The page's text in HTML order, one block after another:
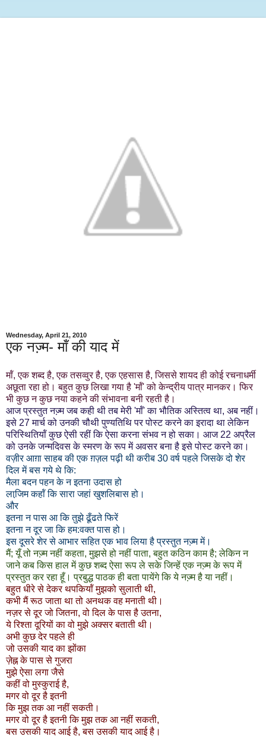
Wednesday, April 21, 2010
एक नज्‍़म- मॉं की याद में
मॉं, एक शब्‍द है, एक तसव्‍वुर है, एक एहसास है, जिससे शायद ही कोई रचनाधर्मी
अछूता रहा हो। बहुत कुछ लिखा गया है 'मॉं' को केन्‍द्रीय पात्र मानकर। फिर
भी कुछ न कुछ नया कहने की संभावना बनी रहती है।
आज प्रस्‍तुत नज्‍़म जब कही थी तब मेरी 'मॉं' का भौतिक अस्‍तित्‍व था, अब नहीं।
इसे 27 मार्च को उनकी चौथी पुण्‍यतिथि पर पोस्ट करने का इरादा था लेकिन
परिस्थितियॉं कुछ ऐसी रहीं कि ऐसा करना संभव न हो सका। आज 22 अप्रैल
को उनके जन्‍मदिवस के स्‍मरण के रूप में अवसर बना है इसे पोस्‍ट करने का।
वज़ीर आग़ा साहब की एक ग़ज़ल पढ़ी थी करीब 30 वर्ष पहले जिसके दो शेर
दिल में बस गये थे कि:
मैला बदन पहन के न इतना उदास हो
लाजि़म कहॉं कि सारा जहां खुशलिबास हो।
और
इतना न पास आ कि तुझे ढूँढते फिरें
इतना न दूर जा कि हम:वक्‍त पास हो।
इस दूसरे शेर से आभार सहित एक भाव लिया है प्रस्‍तुत नज्‍़म में।
मैं; यूँ तो नज्‍़म नहीं कहता, मुझसे हो नहीं पाता, बहुत कठिन काम है; लेकिन न
जाने कब किस हाल में कुछ शब्‍द ऐसा रूप ले सके जिन्‍हें एक नज्‍़म के रूप में
प्रस्‍तुत कर रहा हूँ। प्रबुद्ध पाठक ही बता पायेंगे कि ये नज्‍़म है या नहीं।
बहुत धीरे से देकर थपकियॉं मुझको सुलाती थी,
कभी मैं रूठ जाता था तो अनथक वह मनाती थी।
नज़र से दूर जो जितना, वो दिल के पास है उतना,
ये रिश्‍ता दूरियों का वो मुझे अक्‍सर बताती थी।
अभी कुछ देर पहले ही
जो उसकी याद का झोंका
ज़ेह्न के पास से गुजरा
मुझे ऐसा लगा जैसे
कहीं वो मुस्‍कुराई है,
मगर वो दूर है इतनी
कि मुझ तक आ नहीं सकती।
मगर वो दूर है इतनी कि मुझ तक आ नहीं सकती,
बस उसकी याद आई है, बस उसकी याद आई है।